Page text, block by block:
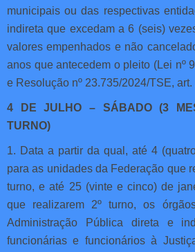
municipais ou das respectivas
indireta que excedam a 6 (seis)
valores empenhados e não
anos que antecedem o pleito (Lei nº
e Resolução nº 23.735/2024/TSE, art.
4 DE JULHO – SÁBADO (3
TURNO)
1. Data a partir da qual, até 4
para as unidades da Federação que
turno, e até 25 (vinte e cinco) de
que realizarem 2º turno, os
Administração Pública direta e
funcionárias e funcionários à